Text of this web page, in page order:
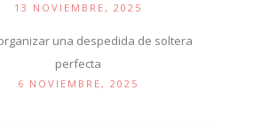
13 NOVIEMBRE, 2025
una despedida de soltera
perfecta
6 NOVIEMBRE, 2025